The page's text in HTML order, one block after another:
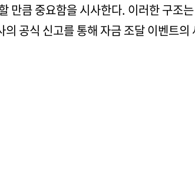
만큼 중요함을 시사한다. 이러한 구조
공식 신고를 통해 자금 조달 이벤트의